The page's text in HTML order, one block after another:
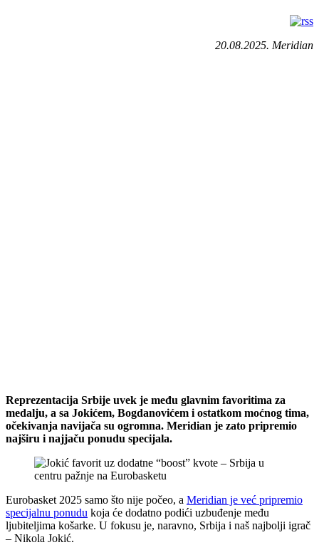
20.08.2025. Meridian
Reprezentacija Srbije uvek je među glavnim favoritima za
medalju, a sa Jokićem, Bogdanovićem i ostatkom moćnog tima,
očekivanja navijača su ogromna. Meridian je zato pripremio
najširu i najjaču ponudu specijala.
Eurobasket 2025 samo što nije počeo, a Meridian je već pripremio
specijalnu ponudu koja će dodatno podići uzbuđenje među
ljubiteljima košarke. U fokusu je, naravno, Srbija i naš najbolji igrač
– Nikola Jokić.